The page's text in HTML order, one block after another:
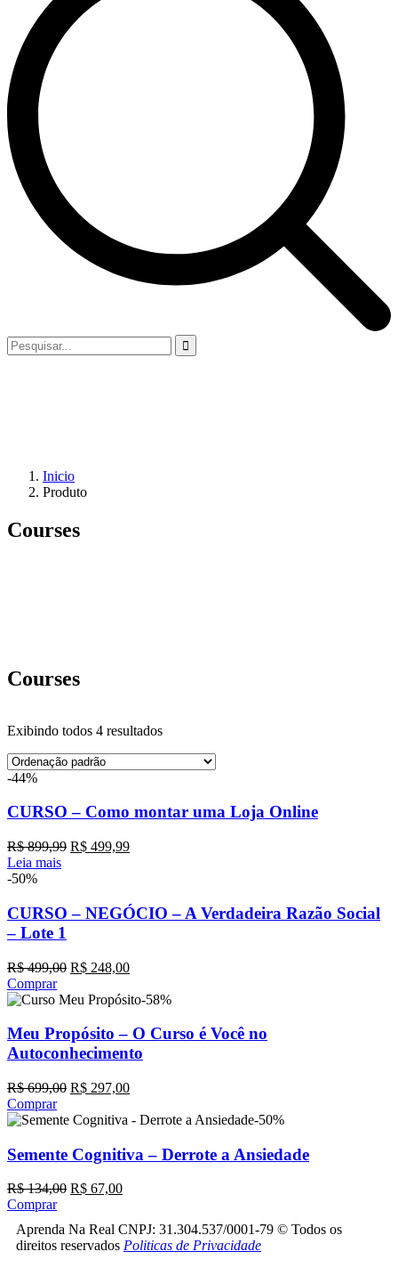
Inicio
Produto
Courses
Courses
Exibindo todos 4 resultados
-44%
CURSO – Como montar uma Loja Online
R$899,99 R$ 499,99
Leia mais
-50%
CURSO – NEGÓCIO – A Verdadeira Razão Social
– Lote 1
R$499,00 R$ 248,00
Comprar
-58%
Meu Propósito – O Curso é Você no
Autoconhecimento
R$699,00 R$ 297,00
Comprar
-50%
Semente Cognitiva – Derrote a Ansiedade
R$134,00 R$ 67,00
Comprar
Aprenda Na Real CNPJ: 31.304.537/0001-79 © Todos os
direitos reservados Politicas de Privacidade